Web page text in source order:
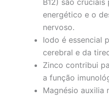
energético e o
nervoso.
Iodo é essencial
cerebral e da
Zinco contribui
a função
Magnésio auxilia